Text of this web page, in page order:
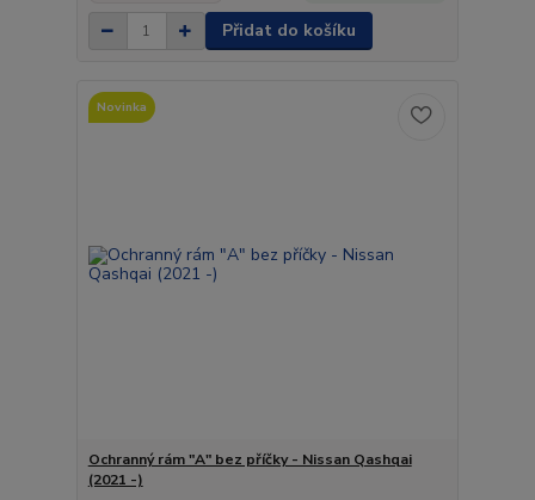
Přidat do košíku
Novinka
Ochranný rám "A" bez příčky - Nissan Qashqai
(2021 -)